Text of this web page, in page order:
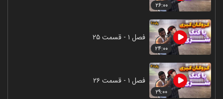
۲۶:۰۰
۲۴:۰۰
فصل ۱ - قسمت ۲۵
۲۹:۰۰
فصل ۱ - قسمت ۲۶